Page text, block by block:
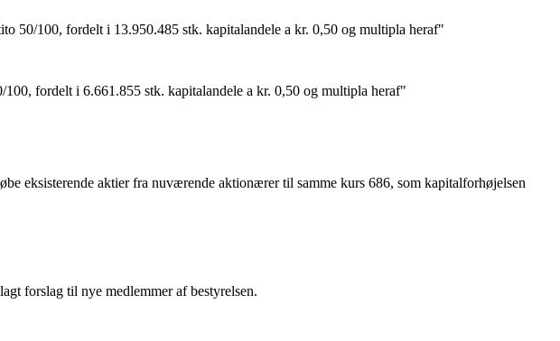
50/100, fordelt i 13.950.485 stk. kapitalandele a kr. 0,50 og multipla heraf"
fordelt i 6.661.855 stk. kapitalandele a kr. 0,50 og multipla heraf"
eksisterende aktier fra nuværende aktio­nærer til samme kurs 686, som kapitalforhøjelsen
forslag til nye medlemmer af bestyrelsen.